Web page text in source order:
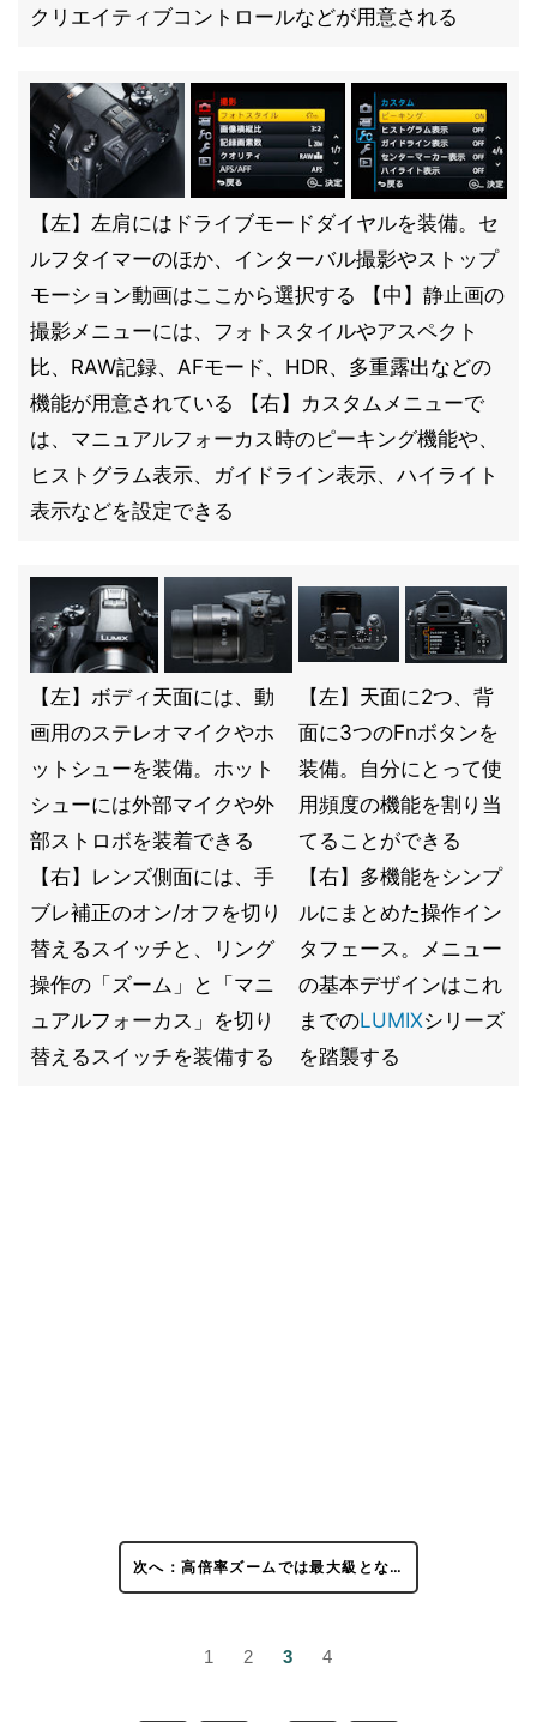
クリエイティブコントロールなどが用意される
【左】左肩にはドライブモードダイヤルを装備。セ
ルフタイマーのほか、インターバル撮影やストップ
モーション動画はここから選択する 【中】静止画の
撮影メニューには、フォトスタイルやアスペクト
比、RAW記録、AFモード、HDR、多重露出などの
機能が用意されている 【右】カスタムメニューで
は、マニュアルフォーカス時のピーキング機能や、
ヒストグラム表示、ガイドライン表示、ハイライト
表示などを設定できる
【左】ボディ天面には、動
画用のステレオマイクやホ
ットシューを装備。ホット
シューには外部マイクや外
部ストロボを装着できる
【右】レンズ側面には、手
ブレ補正のオン/オフを切り
替えるスイッチと、リング
操作の「ズーム」と「マニ
ュアルフォーカス」を切り
替えるスイッチを装備する
【左】天面に2つ、背
面に3つのFnボタンを
装備。自分にとって使
用頻度の機能を割り当
てることができる
【右】多機能をシンプ
ルにまとめた操作イン
タフェース。メニュー
の基本デザインはこれ
までのLUMIXシリーズ
を踏襲する
次へ：高倍率ズームでは最大級とな…
1 2 3 4